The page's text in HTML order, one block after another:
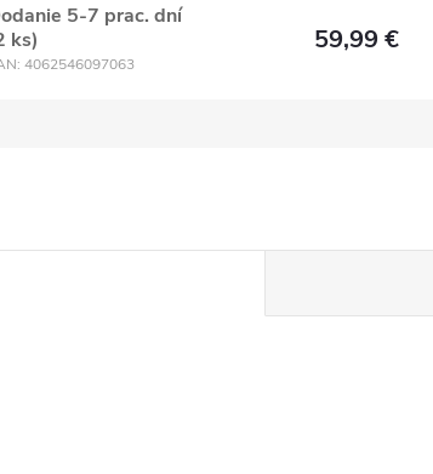
5-7 prac. dní
ks)
4062546097063
59,99 €